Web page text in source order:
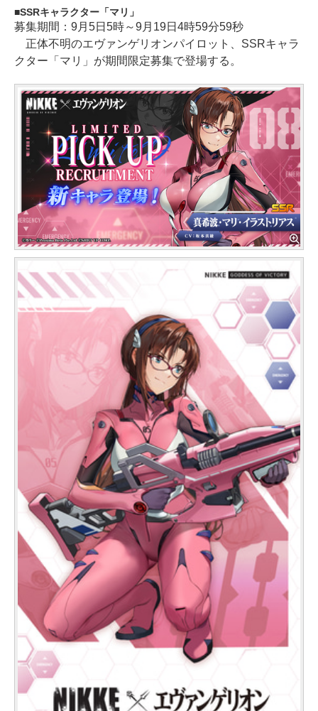
SSRキャラクター「マリ」
募集期間：9月5日5時～9月19日4時59分59秒
正体不明のエヴァンゲリオンパイロット、SSRキャラ
クター「マリ」が期間限定募集で登場する。